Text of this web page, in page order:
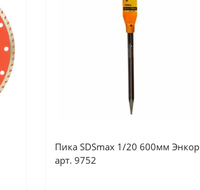
Пика SDSmax 1/20 600мм Энкор
арт. 9752